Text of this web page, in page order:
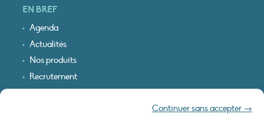
Continuer sans accepter →
EN BREF
Agenda
Actualités
Nos produits
Recrutement